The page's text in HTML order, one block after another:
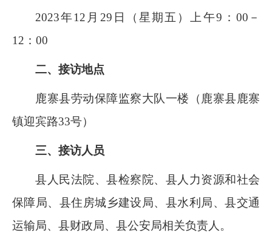
2023年12 月 29 日（星期五）上午9 ：00－
12：00
二、接访地点
鹿寨县劳动保障监察大队一楼（鹿寨县鹿寨
镇迎宾路33号）
三、接访人员
县人民法院、县检察院、县人力资源和社会
保障局、县住房城乡建设局、县水利局、县交通
运输局、县财政局、县公安局相关负责人。